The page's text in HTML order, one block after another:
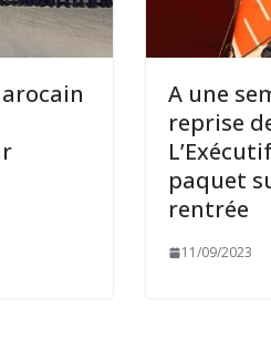
A une
reprise
paquet
rentrée
11/09/2023